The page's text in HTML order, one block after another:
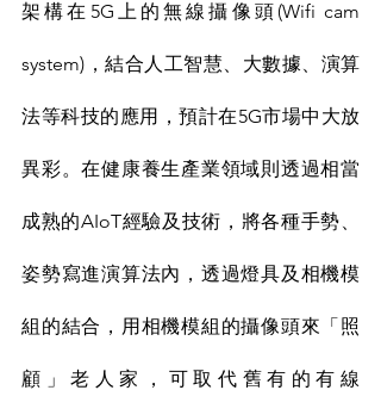
架構在5G上的無線攝像頭(Wifi cam
system)，結合人工智慧、大數據、演算
法等科技的應用，預計在5G市場中大放
異彩。在健康養生產業領域則透過相當
成熟的AIoT經驗及技術，將各種手勢、
姿勢寫進演算法內，透過燈具及相機模
組的結合，用相機模組的攝像頭來「照
顧」老人家，可取代舊有的有線